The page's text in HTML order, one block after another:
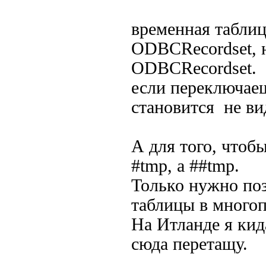
временная
ODBCRecordset,
ODBCRecordset.
если
становится не
А для того,
#tmp, а ##tmp.
Только нужно
таблицы в
На Итланде я
сюда перетащу.